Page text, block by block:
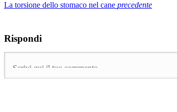
La torsione dello stomaco nel cane precedente
Rispondi